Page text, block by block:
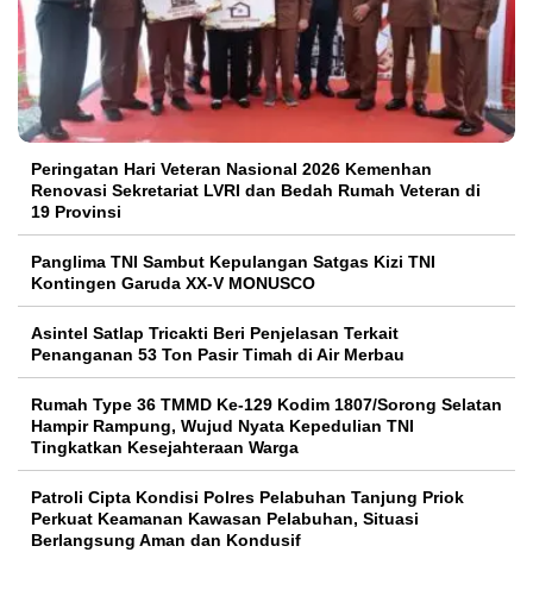
Peringatan Hari Veteran Nasional 2026 Kemenhan
Renovasi Sekretariat LVRI dan Bedah Rumah Veteran di
19 Provinsi
Panglima TNI Sambut Kepulangan Satgas Kizi TNI
Kontingen Garuda XX-V MONUSCO
Asintel Satlap Tricakti Beri Penjelasan Terkait
Penanganan 53 Ton Pasir Timah di Air Merbau
Rumah Type 36 TMMD Ke-129 Kodim 1807/Sorong Selatan
Hampir Rampung, Wujud Nyata Kepedulian TNI
Tingkatkan Kesejahteraan Warga
Patroli Cipta Kondisi Polres Pelabuhan Tanjung Priok
Perkuat Keamanan Kawasan Pelabuhan, Situasi
Berlangsung Aman dan Kondusif